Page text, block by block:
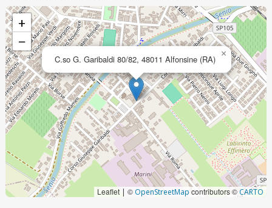
C.so G. Garibaldi 80/82, 48011 Alfonsine (RA) ×
+
−
Leaflet | © OpenStreetMap contributors © CARTO